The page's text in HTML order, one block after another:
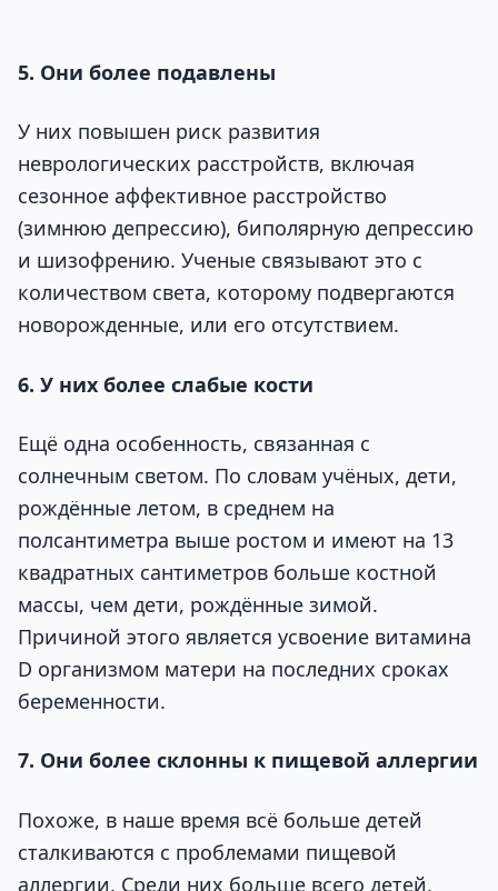
5. Они более подавлены
У них повышен риск развития
неврологических расстройств, включая
сезонное аффективное расстройство
(зимнюю депрессию), биполярную депрессию
и шизофрению. Ученые связывают это с
количеством света, которому подвергаются
новорожденные, или его отсутствием.
6. У них более слабые кости
Ещё одна особенность, связанная с
солнечным светом. По словам учёных, дети,
рождённые летом, в среднем на
полсантиметра выше ростом и имеют на 13
квадратных сантиметров больше костной
массы, чем дети, рождённые зимой.
Причиной этого является усвоение витамина
D организмом матери на последних сроках
беременности.
7. Они более склонны к пищевой аллергии
Похоже, в наше время всё больше детей
сталкиваются с проблемами пищевой
аллергии. Среди них больше всего детей,